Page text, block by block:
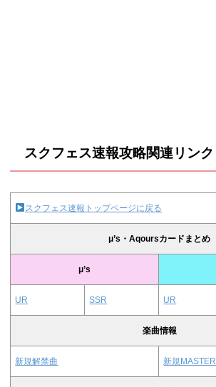
スクフェス速報攻略関連リンク
スクフェス速報トップページに戻る
μ’s・Aqoursカードまとめ
μ’s
UR SSR UR
楽曲情報
新規解禁曲 新規MASTER